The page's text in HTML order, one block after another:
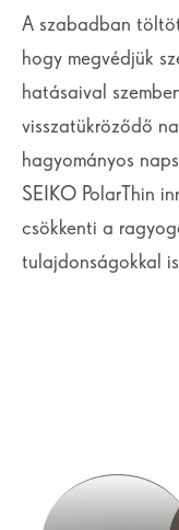
A szabadban
hogy megvédjük
hatásaival
visszatükröződő
hagyományos
SEIKO PolarThin
csökkenti a
tulajdonságokkal